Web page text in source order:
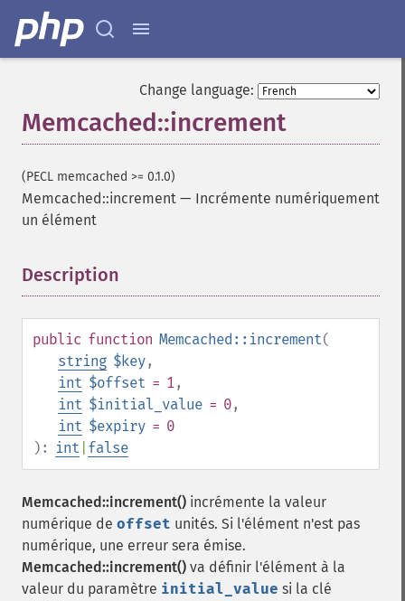
Change language:
Memcached::increment
(PECL memcached >= 0.1.0)
Memcached::increment — Incrémente numériquement
un élément
Description
public function Memcached::increment(
string $key,
int $offset = 1,
int $initial_value = 0,
int $expiry = 0
):
int false
Memcached::increment() incrémente la valeur
numérique de offset unités. Si l'élément n'est pas
numérique, une erreur sera émise.
Memcached::increment() va définir l'élément à la
valeur du paramètre initial_value si la clé